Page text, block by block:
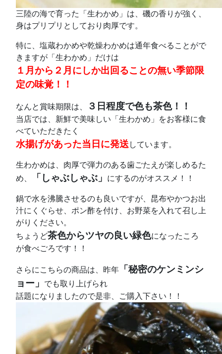
三陸の海で育った「生わかめ」は、磯の香りが強く、
身はプリプリとしており肉厚です。
特に、塩蔵わかめや乾燥わかめは通年食べることがで
きますが「生わかめ」だけは
１月から２月にしか出回ることの無い季節限
定の味覚！！
なんと賞味期限は、 ３日程度で色も茶色！！
当店では、新鮮で美味しい「生わかめ」をお客様に食
べていただきたく
水揚げがあった当日に発送しています。
生わかめは、肉厚で弾力のある歯ごたえが楽しめるた
め、
「しゃぶしゃぶ」 にするのがオススメ！！
鍋で水を沸騰させるのも良いですが、昆布やかつお出
汁にくぐらせ、ポン酢を付け、お野菜を入れて召し上
がりください。
ちょうど茶色からツヤの良い緑色になったころ
が食べごろです！！
さらにこちらの商品は、昨年
「秘密のケンミンシ
ョー」
でも取り上げられ
話題になりましたので是非、ご購入下さい！！